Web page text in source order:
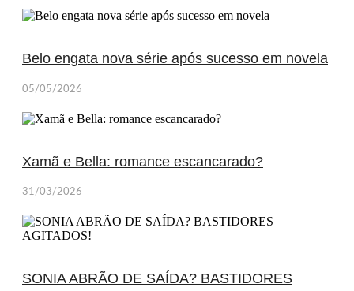
Belo engata nova série após sucesso em novela
05/05/2026
Xamã e Bella: romance escancarado?
31/03/2026
SONIA ABRÃO DE SAÍDA? BASTIDORES